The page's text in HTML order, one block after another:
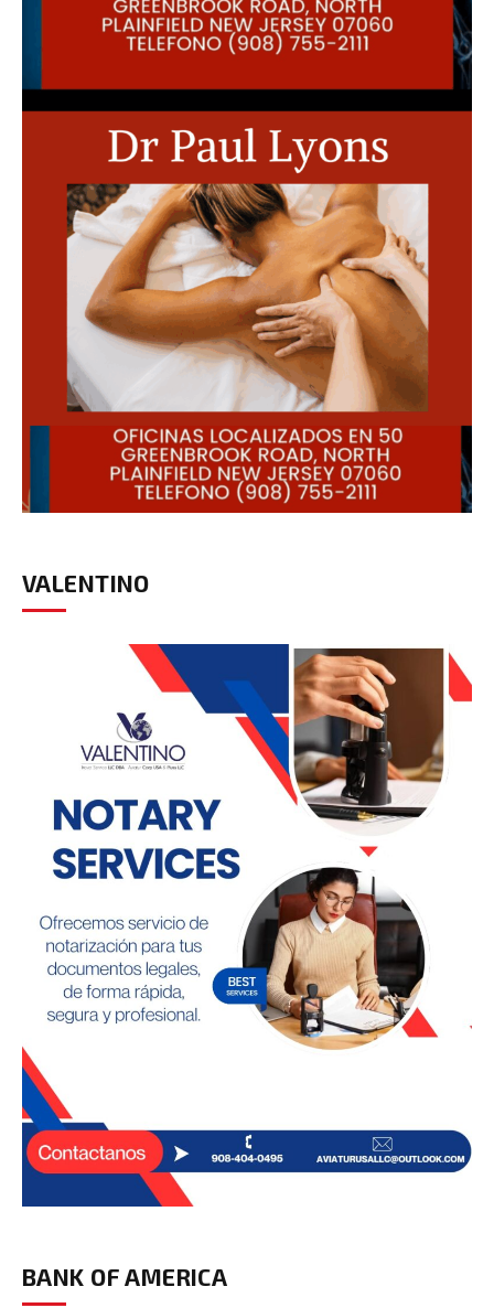
VALENTINO
BANK OF AMERICA